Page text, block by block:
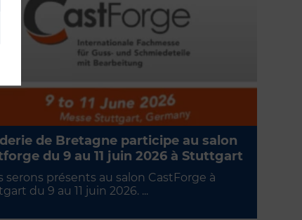
de Bretagne participe au salon
du 9 au 11 juin 2026 à Stuttgart
serons présents au salon CastForge à
du 9 au 11 juin 2026. ...